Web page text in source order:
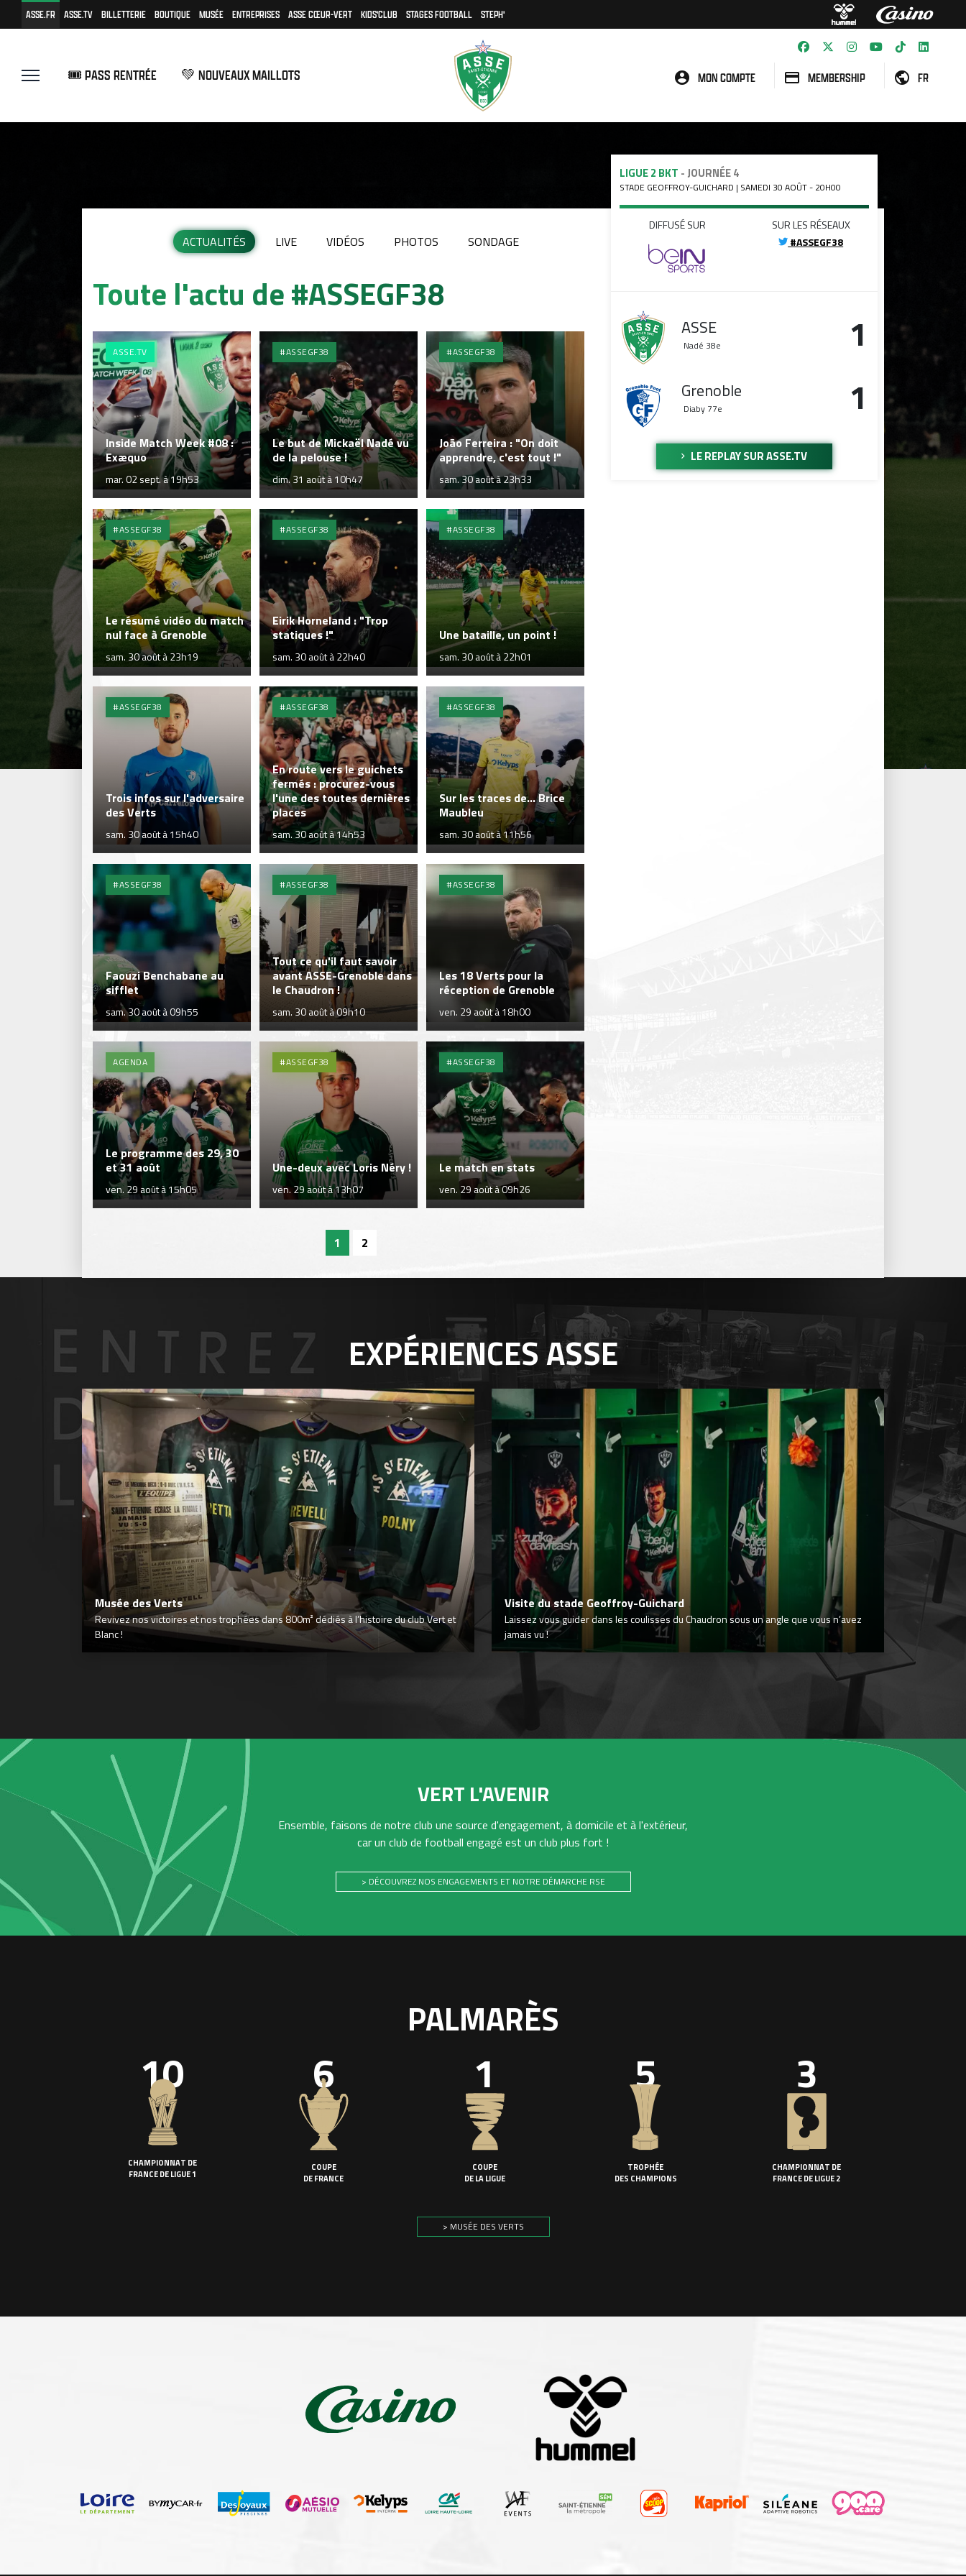
ASSE.FR ASSE.TV BILLETTERIE BOUTIQUE MUSÉE ENTREPRISES ASSE CŒUR-VERT KIDS'CLUB STAGES FOOTBALL STEPH'
🎟️ PASS RENTRÉE 💚 NOUVEAUX MAILLOTS MON COMPTE MEMBERSHIP FR
LIGUE 2 BKT - JOURNÉE 4
STADE GEOFFROY-GUICHARD | SAMEDI 30 AOÛT - 20H00
DIFFUSÉ SUR
SUR LES RÉSEAUX
#ASSEGF38
ASSE
Nadé 38e 1
Grenoble
Diaby 77e 1
LE REPLAY SUR ASSE.TV
ACTUALITÉS LIVE VIDÉOS PHOTOS SONDAGE
Toute l'actu de #ASSEGF38
ASSE.TV
Inside Match Week #08 :
Exæquo
mar. 02 sept. à 19h53
#ASSEGF38
Le but de Mickaël Nadé vu
de la pelouse !
dim. 31 août à 10h47
#ASSEGF38
João Ferreira : "On doit
apprendre, c'est tout !"
sam. 30 août à 23h33
#ASSEGF38
Le résumé vidéo du match
nul face à Grenoble
sam. 30 août à 23h19
#ASSEGF38
Eirik Horneland : "Trop
statiques !"
sam. 30 août à 22h40
#ASSEGF38
Une bataille, un point !
sam. 30 août à 22h01
#ASSEGF38
Trois infos sur l'adversaire
des Verts
sam. 30 août à 15h40
#ASSEGF38
En route vers le guichets
fermés : procurez-vous
l'une des toutes dernières
places
sam. 30 août à 14h53
#ASSEGF38
Sur les traces de... Brice
Maubleu
sam. 30 août à 11h56
#ASSEGF38
Faouzi Benchabane au
sifflet
sam. 30 août à 09h55
#ASSEGF38
Tout ce qu'il faut savoir
avant ASSE-Grenoble dans
le Chaudron !
sam. 30 août à 09h10
#ASSEGF38
Les 18 Verts pour la
réception de Grenoble
ven. 29 août à 18h00
AGENDA
Le programme des 29, 30
et 31 août
ven. 29 août à 15h05
#ASSEGF38
Une-deux avec Loris Néry !
ven. 29 août à 13h07
#ASSEGF38
Le match en stats
ven. 29 août à 09h26
1 2
EXPÉRIENCESASSE
Musée des Verts
Revivez nos victoires et nos trophées dans 800m² dédiés à l’histoire du club Vert et
Blanc !
Visite du stade Geoffroy-Guichard
Laissez vous guider dans les coulisses du Chaudron sous un angle que vous n’avez
jamais vu !
VERT L'AVENIR
Ensemble, faisons de notre club une source d'engagement, à domicile et à l'extérieur,
car un club de football engagé est un club plus fort !
> DÉCOUVREZ NOS ENGAGEMENTS ET NOTRE DÉMARCHE RSE
PALMARÈS
10
CHAMPIONNAT DE
FRANCE DE LIGUE 1
6
COUPE
DE FRANCE
1
COUPE
DE LA LIGUE
5
TROPHÉE
DES CHAMPIONS
3
CHAMPIONNAT DE
FRANCE DE LIGUE 2
> MUSÉE DES VERTS